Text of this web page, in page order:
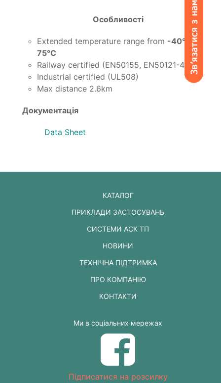
Особливості
Extended temperature range from -40°C to
75°C
Railway certified (EN50155, EN50121-4)
Industrial certified (UL508)
Max distance 2.6km
Документація
Data Sheet
КАТАЛОГ
ПРИКЛАДИ ЗАСТОСУВАНЬ
СИСТЕМИ АСК ТП
НОВИНИ
ТЕХНІЧНА ПІДТРИМКА
ПРО КОМПАНІЮ
КОНТАКТИ
Ми в соціальних мережах
Підписатися на розсилку